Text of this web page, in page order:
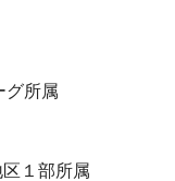
所属
１部所属